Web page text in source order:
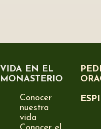
VIDA EN EL
MONASTERIO
Conocer
nuestra
vida